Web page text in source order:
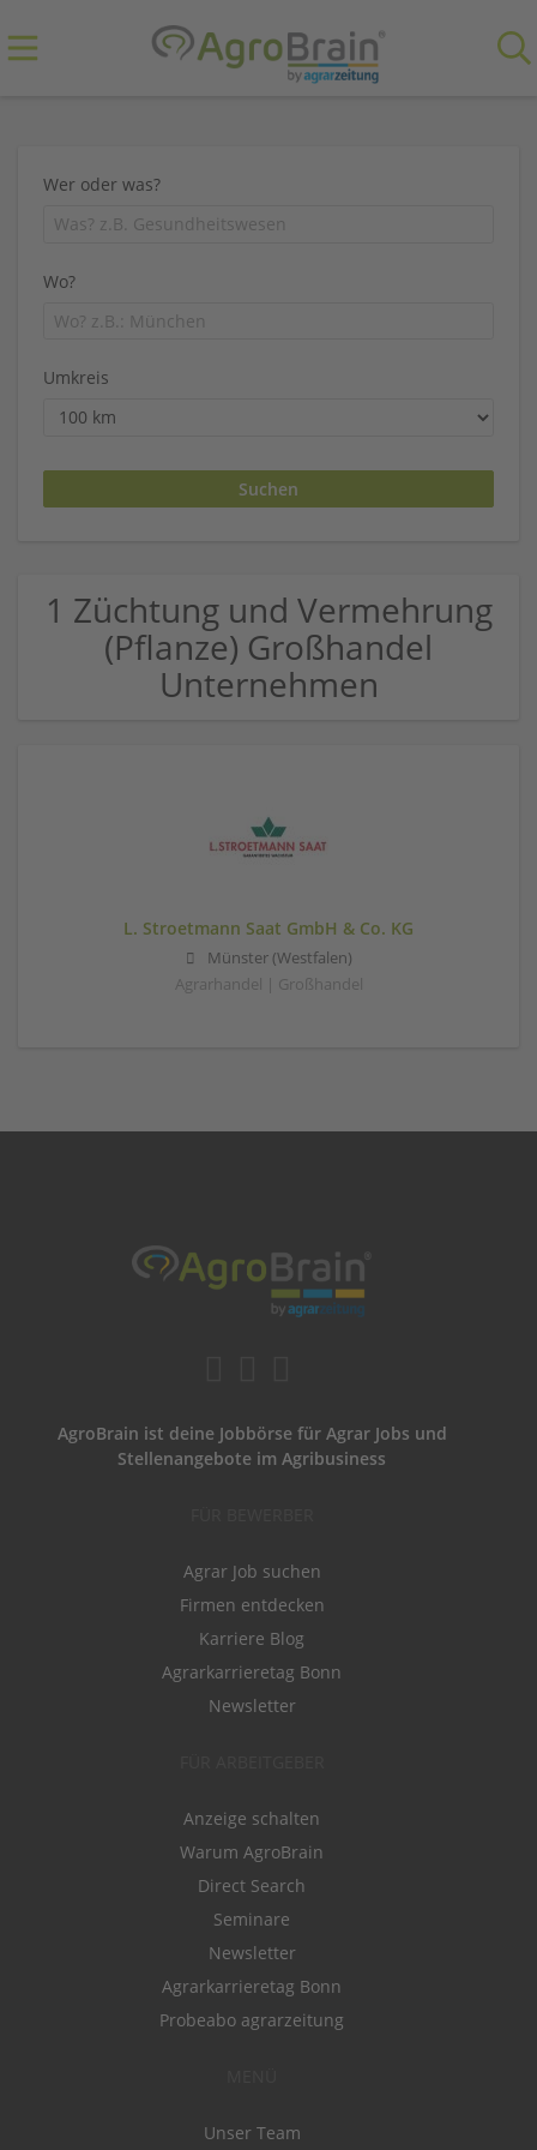
Wer oder was?
Wo?
Umkreis
1 Züchtung und Vermehrung
(Pflanze) Großhandel
Unternehmen
L. Stroetmann Saat GmbH & Co. KG
Münster (Westfalen)
Agrarhandel | Großhandel
AgroBrain ist deine Jobbörse für Agrar Jobs und
Stellenangebote im Agribusiness
Agrar Job suchen
Firmen entdecken
Karriere Blog
Agrarkarrieretag Bonn
Newsletter
Anzeige schalten
Warum AgroBrain
Direct Search
Seminare
Newsletter
Agrarkarrieretag Bonn
Probeabo agrarzeitung
Unser Team